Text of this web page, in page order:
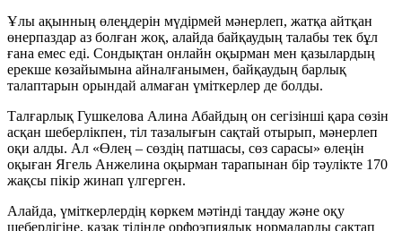
Ұлы ақынның өлеңдерін мүдірмей мәнерлеп, жатқа айтқан
өнерпаздар аз болған жоқ, алайда байқаудың талабы тек бұл
ғана емес еді. Сондықтан онлайн оқырман мен қазылардың
ерекше көзайымына айналғанымен, байқаудың барлық
талаптарын орындай алмаған үміткерлер де болды.
Талғарлық Гушкелова Алина Абайдың он сегізінші қара сөзін
асқан шеберлікпен, тіл тазалығын сақтай отырып, мәнерлеп
оқи алды. Ал «Өлең – сөздің патшасы, сөз сарасы» өлеңін
оқыған Ягель Анжелина оқырман тарапынан бір тәулікте 170
жақсы пікір жинап үлгерген.
Алайда, үміткерлердің көркем мәтінді таңдау және оқу
шеберлігіне, қазақ тілінде орфоэпиялық нормаларды сақтап